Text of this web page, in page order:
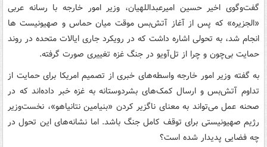
گفت‌وگوی اخیر حسین امیرعبداللهیان، وزیر امور خارجه با رسانه عربی
«الجزیره» که پس از آغاز آتش‌بس موقت میان حماس و صهیونیست ها
انجام شد، به تحولی اشاره داشت که در رویکرد جاری ایالات متحده در روند
حمایت بی‌چون و چرا از تل‌آویو در جنگ غزه تغییری صورت گرفته.
به گفته وزیر امور خارجه واسطه‌های خبری از تصمیم امریکا برای حمایت از
تداوم آتش‌بس و ارسال کمک‌های بشردوستانه به غزه خبر داده‌اند که در
صحنه عمل می‌تواند به معنای ناگزیر کردن «بنیامین نتانیاهو»، نخست‌وزیر
رژیم صهیونیستی برای توقف کامل جنگ باشد. اما نشانه‌های این تحول در
چه فضایی پدیدار شده است؟